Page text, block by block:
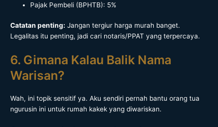
Pajak Pembeli (BPHTB): 5%
Catatan penting: Jangan tergiur harga murah banget.
Legalitas itu penting, jadi cari notaris/PPAT yang terpercaya.
6. Gimana Kalau Balik Nama
Warisan?
Wah, ini topik sensitif ya. Aku sendiri pernah bantu orang tua
ngurusin ini untuk rumah kakek yang diwariskan.